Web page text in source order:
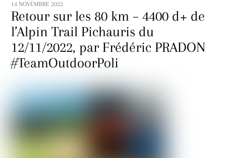
14 NOVEMBRE 2022
Retour sur les 80 km – 4400 d+ de
l’Alpin Trail Pichauris du
12/11/2022, par Frédéric PRADON
#TeamOutdoorPoli